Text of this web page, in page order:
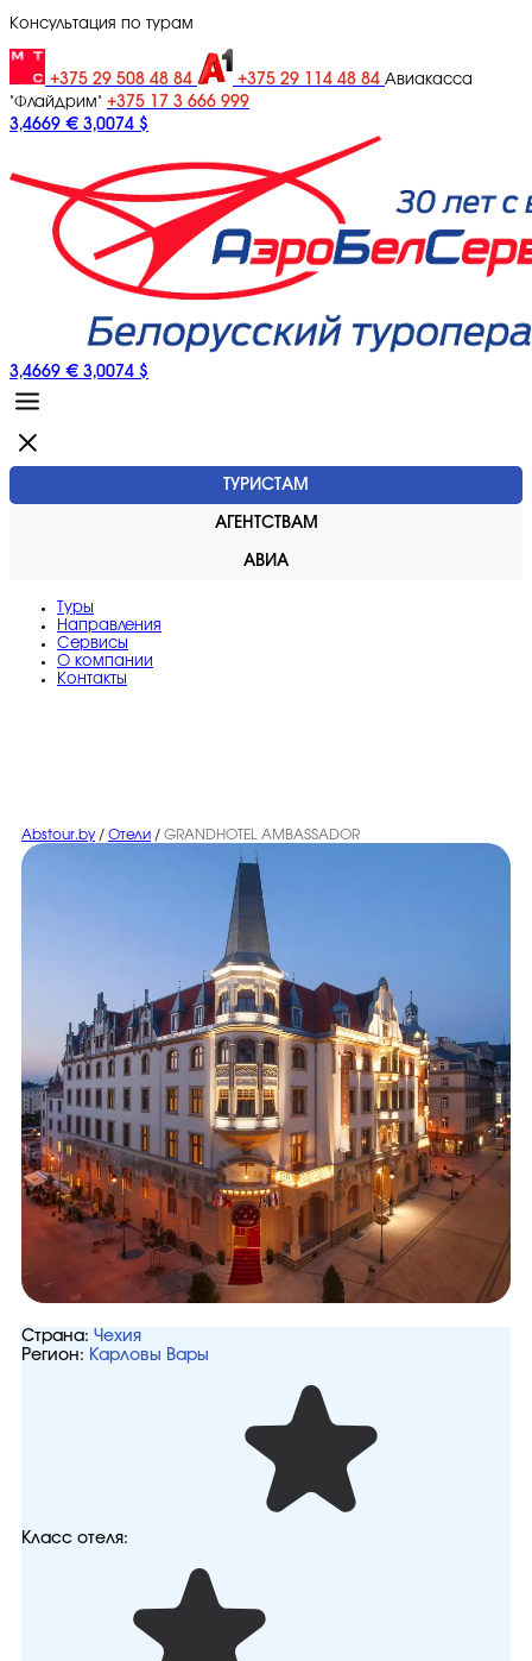
Консультация по турам
+375 29 508 48 84 +375 29 114 48 84 Авиакасса
"Флайдрим" +375 17 3 666 999
3,4669 € 3,0074 $
3,4669 € 3,0074 $
ТУРИСТАМ
АГЕНТСТВАМ
АВИА
Туры
Направления
Сервисы
O компании
Контакты
Abstour.by / Отели / GRANDHOTEL AMBASSADOR
Страна: Чехия
Регион: Карловы Вары
Класс отеля: